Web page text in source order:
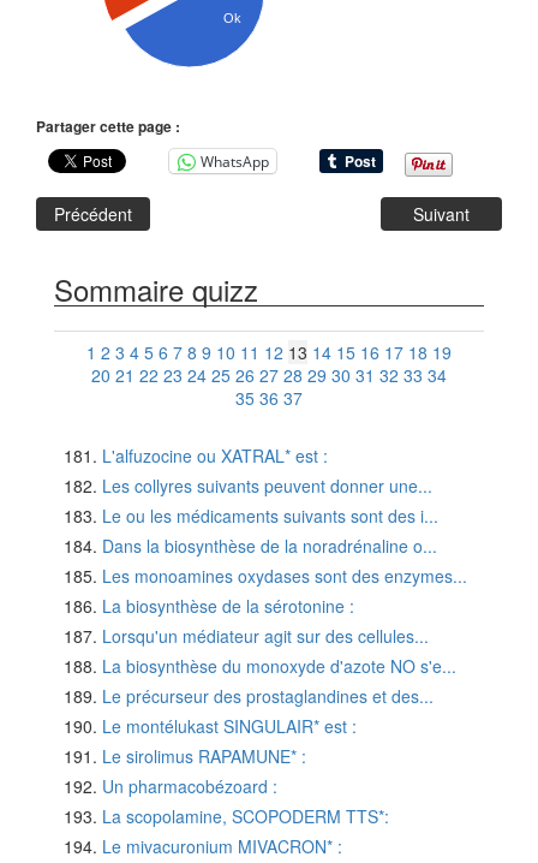
Ok
Partager cette page :
WhatsApp
Précédent Suivant
Sommaire quizz
1 2 3 4 5 6 7 8 9 10 11 12 13 14 15 16 17 18 19
20 21 22 23 24 25 26 27 28 29 30 31 32 33 34
35 36 37
L'alfuzocine ou XATRAL* est :
Les collyres suivants peuvent donner une...
Le ou les médicaments suivants sont des i...
Dans la biosynthèse de la noradrénaline o...
Les monoamines oxydases sont des enzymes...
La biosynthèse de la sérotonine :
Lorsqu'un médiateur agit sur des cellules...
La biosynthèse du monoxyde d'azote NO s'e...
Le précurseur des prostaglandines et des...
Le montélukast SINGULAIR* est :
Le sirolimus RAPAMUNE* :
Un pharmacobézoard :
La scopolamine, SCOPODERM TTS*:
Le mivacuronium MIVACRON* :